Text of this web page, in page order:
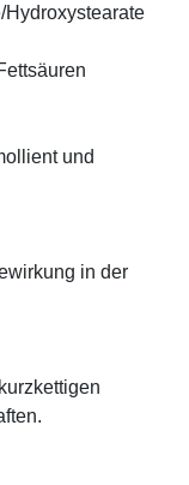
Hydroxystearate
und
in der